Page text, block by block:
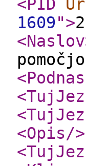
<PID
1609">
<Naslov
<Opis/>